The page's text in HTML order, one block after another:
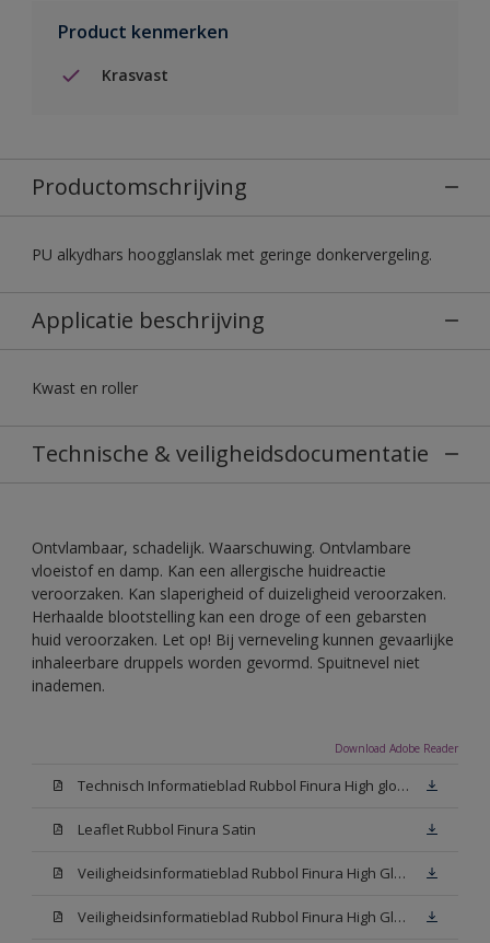
Product kenmerken
Krasvast
Productomschrijving
PU alkydhars hoogglanslak met geringe donkervergeling.
Applicatie beschrijving
Kwast en roller
Technische & veiligheidsdocumentatie
Ontvlambaar, schadelijk. Waarschuwing. Ontvlambare
vloeistof en damp. Kan een allergische huidreactie
veroorzaken. Kan slaperigheid of duizeligheid veroorzaken.
Herhaalde blootstelling kan een droge of een gebarsten
huid veroorzaken. Let op! Bij verneveling kunnen gevaarlijke
inhaleerbare druppels worden gevormd. Spuitnevel niet
inademen.
Download Adobe Reader
Technisch Informatieblad Rubbol Finura High gloss (PDF)
Leaflet Rubbol Finura Satin
Veiligheidsinformatieblad Rubbol Finura High Gloss W05 (MSDS)
Veiligheidsinformatieblad Rubbol Finura High Gloss White (MSDS)